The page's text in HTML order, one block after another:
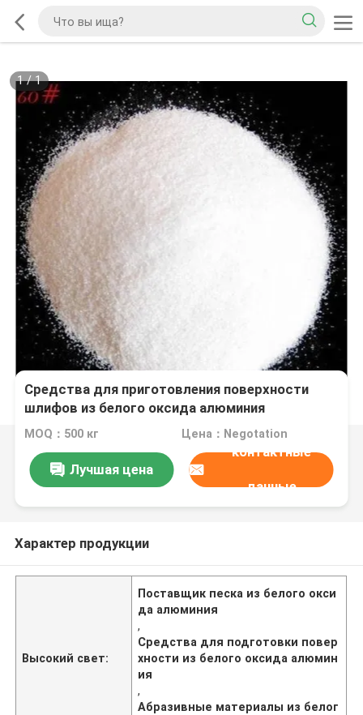
1/1
Средства для приготовления поверхности
шлифов из белого оксида алюминия
MOQ：500 кг Цена：Negotation
Лучшая цена
контактные
данные
Характер продукции
Высокий свет:
Поставщик песка из белого окси
да алюминия
,
Средства для подготовки повер
хности из белого оксида алюмин
ия
,
Абразивные материалы из белог